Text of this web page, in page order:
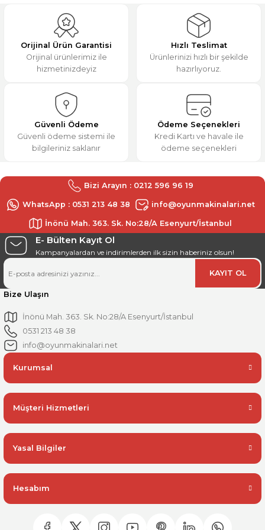
Ürün resmi kalitesiz, bozuk veya görüntülenemiyor.
Ürün açıklamasında eksik bilgiler bulunuyor.
Ürün bilgilerinde hatalar bulunuyor.
Ürün fiyatı diğer sitelerden daha pahalı.
Bu ürüne benzer farklı alternatifler olmalı.
M... K... | 31/12/2025
Deneyimini Paylaş
Orijinal Ürün Garantisi
Orijinal ürünlerimiz ile
hizmetinizdeyiz
Hızlı Teslimat
Ürünlerinizi hızlı bir şekilde
hazırlıyoruz.
Güvenli Ödeme
Güvenli ödeme sistemi ile
bilgileriniz saklanır
Ödeme Seçenekleri
Kredi Kartı ve havale ile
ödeme seçenekleri
Bizi Arayın : 0212 596 96 19
WhatsApp : 0531 213 48 38 info@oyunmakinalari.net
İnönü Mah. 363. Sk. No:28/A Esenyurt/İstanbul
E- Bülten Kayıt Ol
Kampanyalardan ve indirimlerden ilk sizin haberiniz olsun!
KAYIT OL
Bize Ulaşın
İnönü Mah. 363. Sk. No:28/A Esenyurt/İstanbul
0531 213 48 38
info@oyunmakinalari.net
Kurumsal
Müşteri Hizmetleri
Yasal Bilgiler
Hesabım